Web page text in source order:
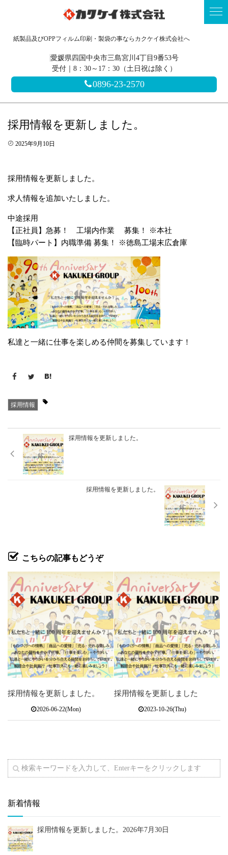
紙製品及びOPPフィルム印刷・製袋の事ならカクケイ株式会社へ
愛媛県四国中央市三島宮川4丁目9番53号
受付｜8：30～17：30（土日祝は除く）
0896-23-2570
採用情報を更新しました。
2025年9月10日
採用情報を更新しました。
求人情報を追加いたしました。
中途採用
【正社員】急募！ 工場内作業 募集！ ※本社
【臨時パート】内職準備 募集！ ※徳島工場末広倉庫
私達と一緒に仕事を楽しめる仲間を募集しています！
採用情報
採用情報を更新しました。
採用情報を更新しました。
こちらの記事もどうぞ
採用情報を更新しました。
2026-06-22(Mon)
採用情報を更新しました
2023-10-26(Thu)
新着情報
採用情報を更新しました。 2026年7月30日